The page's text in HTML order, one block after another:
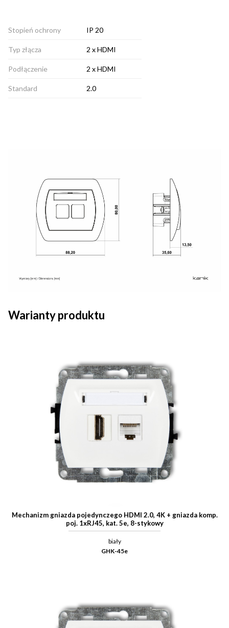
Stopień ochrony IP 20
Typ złącza 2 x HDMI
Podłączenie 2 x HDMI
Standard 2.0
Warianty produktu
Mechanizm gniazda pojedynczego HDMI 2.0, 4K + gniazda komp.
poj. 1xRJ45, kat. 5e, 8-stykowy
biały
GHK-45e